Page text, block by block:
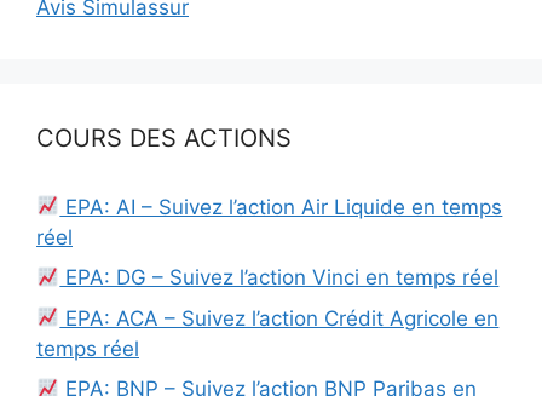
Avis Simulassur
COURS DES ACTIONS
EPA: AI – Suivez l’action Air Liquide en temps
réel
EPA: DG – Suivez l’action Vinci en temps réel
EPA: ACA – Suivez l’action Crédit Agricole en
temps réel
EPA: BNP – Suivez l’action BNP Paribas en